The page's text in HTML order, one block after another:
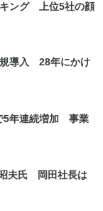
ング 上位5社の顔
規導入 28年にかけ
5年連続増加 事業
夫氏 岡田社長は